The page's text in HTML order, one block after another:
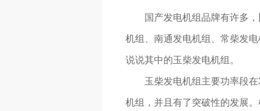
国产发电机组品牌有许多
机组、南通发电机组、常柴发
说说其中的玉柴发电机组。
玉柴发电机组主要功率段
机组，并且有了突破性的发展